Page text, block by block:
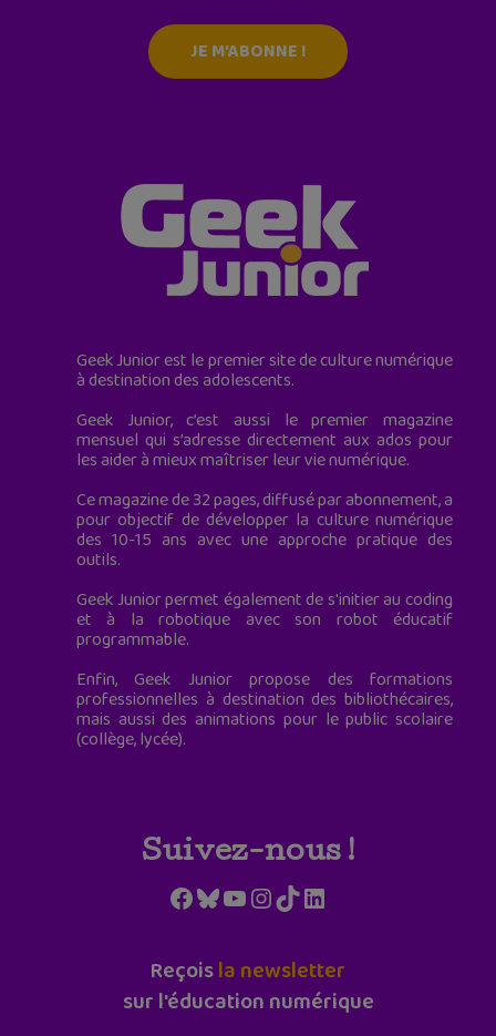
JE M'ABONNE !
Geek Junior est le premier site de culture numérique
à destination des adolescents.
Geek Junior, c’est aussi le premier magazine
mensuel qui s’adresse directement aux ados pour
les aider à mieux maîtriser leur vie numérique.
Ce magazine de 32 pages, diffusé par abonnement, a
pour objectif de développer la culture numérique
des 10-15 ans avec une approche pratique des
outils.
Geek Junior permet également de s'initier au coding
et à la robotique avec son robot éducatif
programmable.
Enfin, Geek Junior propose des formations
professionnelles à destination des bibliothécaires,
mais aussi des animations pour le public scolaire
(collège, lycée).
Suivez-nous !
Facebook
Bluesky
YouTube
Instagram
TikTokLinkedIn
Reçoisla newsletter
sur l'éducation numérique